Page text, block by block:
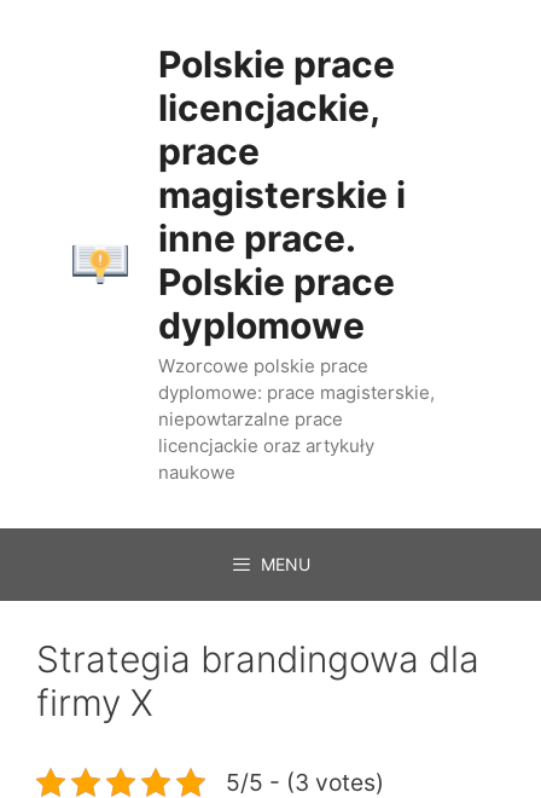
Polskie prace
licencjackie,
prace
magisterskie i
inne prace.
Polskie prace
dyplomowe
Wzorcowe polskie prace
dyplomowe: prace magisterskie,
niepowtarzalne prace
licencjackie oraz artykuły
naukowe
MENU
Strategia brandingowa dla
firmy X
5/5 - (3 votes)